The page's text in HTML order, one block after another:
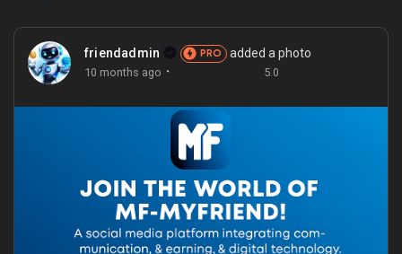
Jobs
My Courses
friendadmin PRO added a photo
10 months ago · 5.0